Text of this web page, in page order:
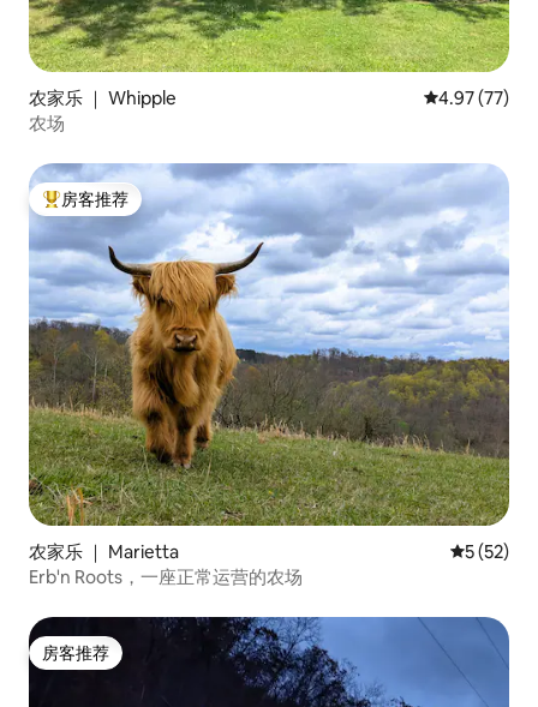
农家乐 ｜ Whipple 平均评分
4.97 (77)
农场
热门「房客推荐」
房客推荐
农家乐 ｜ Marietta 平均评分
5 (52)
Erb'n Roots，一座正常运营的农场
房客推荐
房客推荐